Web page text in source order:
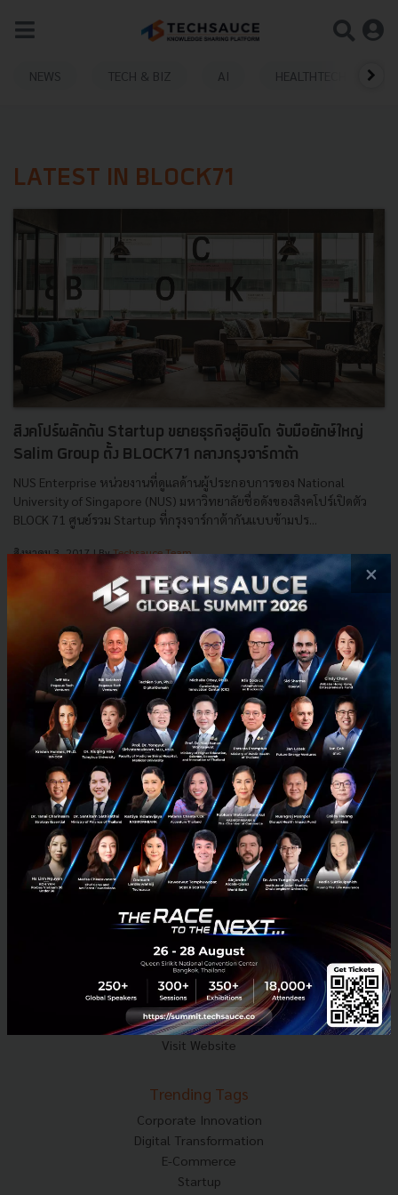
NEWS TECH & BIZ AI HEALTHTECH
LATEST IN BLOCK71
สิงคโปร์ผลักดัน Startup ขยายธุรกิจสู่อินโด จับมือยักษ์ใหญ่
Salim Group ตั้ง BLOCK71 กลางกรุงจาร์กาต้า
NUS Enterprise หน่วยงานที่ดูแลด้านผู้ประกอบการของ National
University of Singapore (NUS) มหาวิทยาลัยชื่อดังของสิงคโปร์เปิดตัว
BLOCK 71 ศูนย์รวม Startup ที่กรุงจาร์กาต้ากันแบบข้ามปร...
สิงหาคม 3, 2017| ByTechsauce Team
JAKARTA Startup BLOCK71
E-mail :contact@techsauce.co
Tel : 02-001-5375
Mobile : 06-4658-9500
Techsauce Media
About Techsauce
Techsauce Services
Privacy Policy
ส่งบทความ
Techsauce Global Summit
Visit Website
Trending Tags
Corporate Innovation
Digital Transformation
E-Commerce
Startup
×